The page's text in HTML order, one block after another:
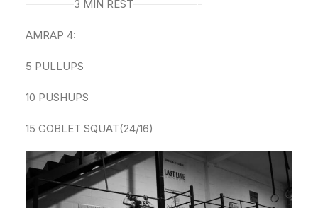
————–3 MIN REST——————-
AMRAP 4:
5 PULLUPS
10 PUSHUPS
15 GOBLET SQUAT(24/16)